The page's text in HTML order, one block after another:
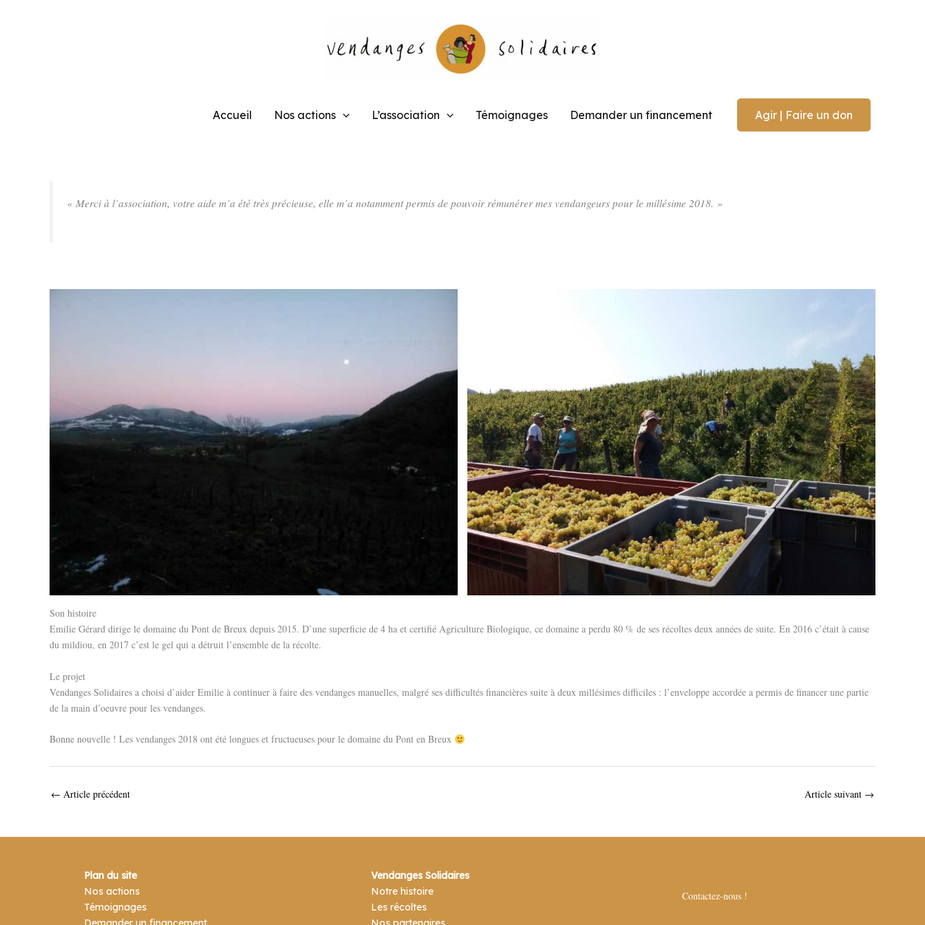
Accueil Nos actions L’association Témoignages Demander un financement Agir | Faire un don
« Merci à l’association, votre aide m’a été très précieuse, elle m’a notamment permis de pouvoir rémunérer mes vendangeurs pour le millésime 2018. »
Son histoire
Emilie Gérard dirige le domaine du Pont de Breux depuis 2015. D’une superficie de 4 ha et certifié Agriculture Biologique, ce domaine a perdu 80 % de ses récoltes deux années de suite. En 2016 c’était à cause
du mildiou, en 2017 c’est le gel qui a détruit l’ensemble de la récolte.
Le projet
Vendanges Solidaires a choisi d’aider Emilie à continuer à faire des vendanges manuelles, malgré ses difficultés financières suite à deux millésimes difficiles : l’enveloppe accordée a permis de financer une partie
de la main d’oeuvre pour les vendanges.
Bonne nouvelle ! Les vendanges 2018 ont été longues et fructueuses pour le domaine du Pont en Breux
← Article précédent Article suivant →
Plan du site
Nos actions
Témoignages
Vendanges Solidaires
Notre histoire
Les récoltes
Contactez-nous !